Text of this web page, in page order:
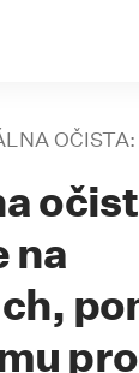
na